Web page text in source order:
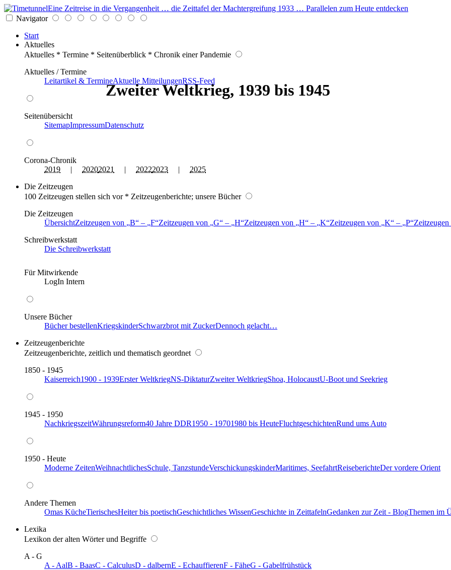
Eine Zeitreise in die Vergangenheit … die Zeittafel der Machtergreifung 1933 … Parallelen zum Heute entdecken
Navigator
Start
Aktuelles
Aktuelles * Termine * Seitenüberblick * Chronik einer Pandemie
Aktuelles / Termine
Leitartikel & TermineAktuelle MitteilungenRSS-Feed
Seitenübersicht
SitemapImpressumDatenschutz
Corona-Chronik
2019 | 20202021 | 20222023 | 2025
Die Zeitzeugen
100 Zeitzeugen stellen sich vor * Zeitzeugenberichte; unsere Bücher
Die Zeitzeugen
ÜbersichtZeitzeugen von B – F Zeitzeugen von G – H Zeitzeugen von H – K Zeitzeugen von K – P Zeitzeugen
Schreibwerkstatt
Die Schreibwerkstatt
Für Mitwirkende
LogIn Intern
Unsere Bücher
Bücher bestellenKriegskinderSchwarzbrot mit ZuckerDennoch gelacht…
Zeitzeugenberichte
Zeitzeugenberichte, zeitlich und thematisch geordnet
1850 - 1945
Kaiserreich1900 - 1939Erster WeltkriegNS-DiktaturZweiter WeltkriegShoa, HolocaustU-Boot und Seekrieg
1945 - 1950
NachkriegszeitWährungsreform40 Jahre DDR1950 - 19701980 bis HeuteFluchtgeschichtenRund ums Auto
1950 - Heute
Moderne ZeitenWeihnachtlichesSchule, TanzstundeVerschickungskinderMaritimes, SeefahrtReiseberichteDer vordere Orient
Andere Themen
Omas KücheTierischesHeiter bis poetischGeschichtliches WissenGeschichte in ZeittafelnGedanken zur Zeit - BlogThemen im
Lexika
Lexikon der alten Wörter und Begriffe
A - G
A - AalB - BaasC - CalculusD - dalbernE - EchauffierenF - FäheG - Gabelfrühstück
Zweiter Weltkrieg, 1939 bis 1945